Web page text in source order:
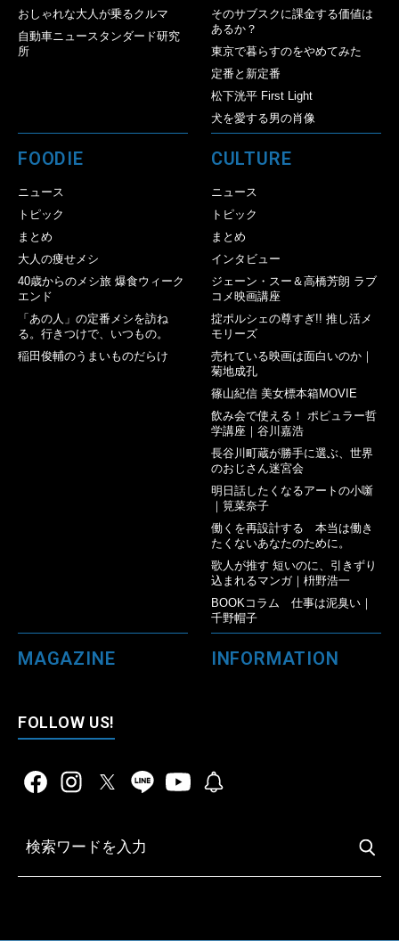
おしゃれな大人が乗るクルマ
自動車ニュースタンダード研究
所
そのサブスクに課金する価値は
あるか？
東京で暮らすのをやめてみた
定番と新定番
松下洸平 First Light
犬を愛する男の肖像
FOODIE
ニュース
トピック
まとめ
大人の痩せメシ
40歳からのメシ旅 爆食ウィーク
エンド
「あの人」の定番メシを訪ね
る。行きつけで、いつもの。
稲田俊輔のうまいものだらけ
CULTURE
ニュース
トピック
まとめ
インタビュー
ジェーン・スー＆高橋芳朗 ラブ
コメ映画講座
掟ポルシェの尊すぎ!! 推し活メ
モリーズ
売れている映画は面白いのか｜
菊地成孔
篠山紀信 美女標本箱MOVIE
飲み会で使える！ ポピュラー哲
学講座｜谷川嘉浩
長谷川町蔵が勝手に選ぶ、世界
のおじさん迷宮会
明日話したくなるアートの小噺
｜筧菜奈子
働くを再設計する 本当は働き
たくないあなたのために。
歌人が推す 短いのに、引きずり
込まれるマンガ｜枡野浩一
BOOKコラム 仕事は泥臭い｜
千野帽子
MAGAZINE INFORMATION
FOLLOW US!